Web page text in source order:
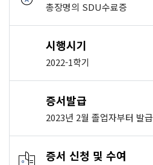
총장명의 SDU수료증
시행시기
2022-1학기
증서발급
2023년 2월 졸업자부터 발급
증서 신청 및 수여